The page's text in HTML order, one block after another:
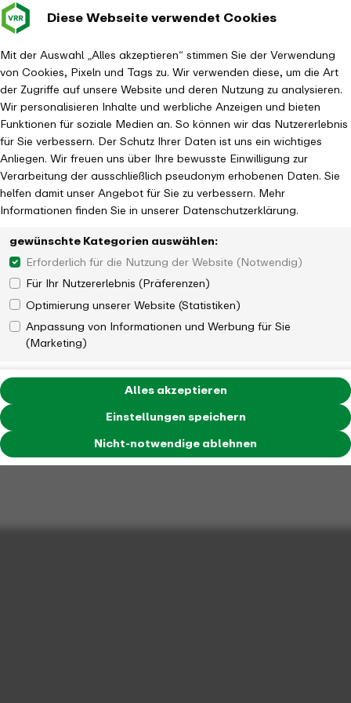
Diese Webseite verwendet Cookies
Mit der Auswahl „Alles akzeptieren“ stimmen Sie der Verwendung
von Cookies, Pixeln und Tags zu. Wir verwenden diese, um die Art
der Zugriffe auf unsere Website und deren Nutzung zu analysieren.
Wir personalisieren Inhalte und werbliche Anzeigen und bieten
Funktionen für soziale Medien an. So können wir das Nutzererlebnis
für Sie verbessern. Der Schutz Ihrer Daten ist uns ein wichtiges
Anliegen. Wir freuen uns über Ihre bewusste Einwilligung zur
Verarbeitung der ausschließlich pseudonym erhobenen Daten. Sie
helfen damit unser Angebot für Sie zu verbessern. Mehr
Informationen finden Sie in unserer Datenschutzerklärung.
gewünschte Kategorien auswählen:
Erforderlich für die Nutzung der Website (Notwendig)
Für Ihr Nutzererlebnis (Präferenzen)
Optimierung unserer Website (Statistiken)
Anpassung von Informationen und Werbung für Sie
(Marketing)
Einstellungen speichern
Nicht-notwendige ablehnen
Alles akzeptieren
Verkehrsverbund
Investitionsprojekte Infrastruktur ÖSPV Duisburg: Karl-Lehr-Brücke